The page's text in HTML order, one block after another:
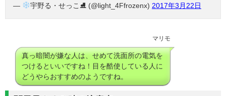
—
宇野る・せっこ⛸ (@light_4Ffrozenx) 2017年3月22日
マリモ
真っ暗闇が嫌な人は、せめて洗面所の電気を
つけるといいですね！目を酷使している人に
どうやらおすすめのようですね。